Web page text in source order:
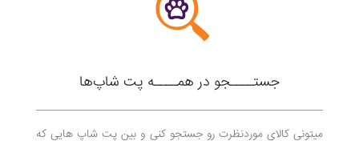
جستــــجو در همــــه پت شاپ‌ها
میتونی کالای موردنظرت رو جستجو کنی و بین پت شاپ هایی که